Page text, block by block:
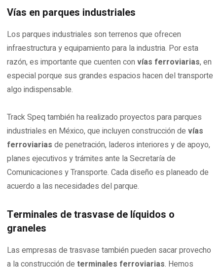
Vías en parques industriales
Los parques industriales son terrenos que ofrecen
infraestructura y equipamiento para la industria. Por esta
razón, es importante que cuenten con vías ferroviarias, en
especial porque sus grandes espacios hacen del transporte
algo indispensable.
Track Speq también ha realizado proyectos para parques
industriales en México, que incluyen construcción de vías
ferroviarias de penetración, laderos interiores y de apoyo,
planes ejecutivos y trámites ante la Secretaría de
Comunicaciones y Transporte. Cada diseño es planeado de
acuerdo a las necesidades del parque.
Terminales de trasvase de líquidos o
graneles
Las empresas de trasvase también pueden sacar provecho
a la construcción de terminales ferroviarias. Hemos